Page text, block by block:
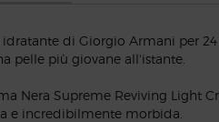
idratante di Giorgio Armani per
pelle più giovane all'istante.
Nera Supreme Reviving Light
e incredibilmente morbida.